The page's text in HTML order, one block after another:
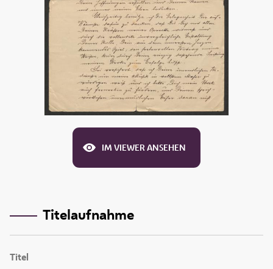
IM VIEWER ANSEHEN
Titelaufnahme
Titel